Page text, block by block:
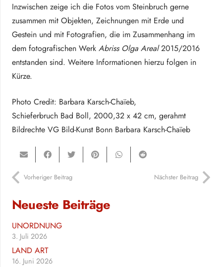
Inzwischen zeige ich die Fotos vom Steinbruch gerne
zusammen mit Objekten, Zeichnungen mit Erde und
Gestein und mit Fotografien, die im Zusammenhang im
dem fotografischen Werk Abriss Olga Areal2015/2016
entstanden sind. Weitere Informationen hierzu folgen in
Kürze.
Photo Credit: Barbara Karsch-Chaïeb,
Schieferbruch Bad Boll, 2000,32 x 42 cm, gerahmt
Bildrechte VG Bild-Kunst Bonn Barbara Karsch-Chaïeb
Vorheriger Beitrag Nächster Beitrag
Neueste Beiträge
UNORDNUNG
3. Juli 2026
LAND ART
16. Juni 2026